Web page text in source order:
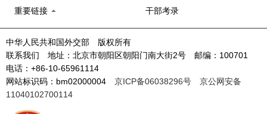
重要链接 干部考录
中华人民共和国外交部 版权所有
联系我们 地址：北京市朝阳区朝阳门南大街2号 邮编：100701
电话：+86-10-65961114
网站标识码：bm02000004 京ICP备06038296号
京公网安备
11040102700114